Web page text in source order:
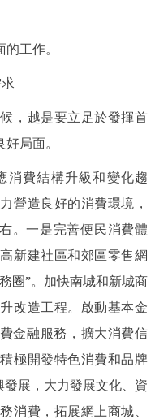
工作。
越是要立足於發揮首
局面。
費結構升級和變化趨
營造良好的消費環境，
。一是完善便民消費體
新建社區和郊區零售網
圈”。加快南城和新城商
改造工程。啟動基本金
金融服務，擴大消費信
極開發特色消費和品牌
發展，大力發展文化、資
消費，拓展網上商城、